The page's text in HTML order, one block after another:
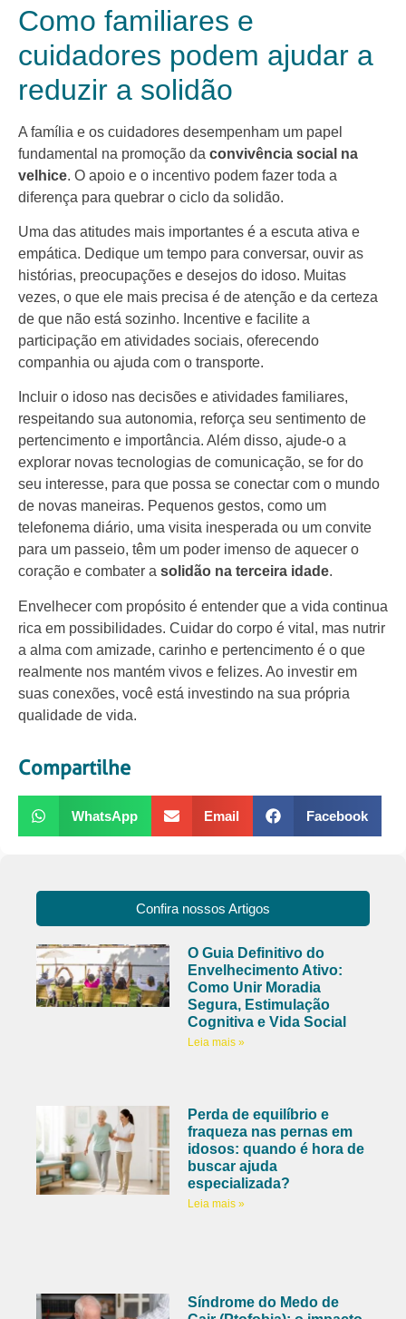
Como familiares e
cuidadores podem ajudar a
reduzir a solidão
A família e os cuidadores desempenham um papel
fundamental na promoção da convivência social na
velhice. O apoio e o incentivo podem fazer toda a
diferença para quebrar o ciclo da solidão.
Uma das atitudes mais importantes é a escuta ativa e
empática. Dedique um tempo para conversar, ouvir as
histórias, preocupações e desejos do idoso. Muitas
vezes, o que ele mais precisa é de atenção e da certeza
de que não está sozinho. Incentive e facilite a
participação em atividades sociais, oferecendo
companhia ou ajuda com o transporte.
Incluir o idoso nas decisões e atividades familiares,
respeitando sua autonomia, reforça seu sentimento de
pertencimento e importância. Além disso, ajude-o a
explorar novas tecnologias de comunicação, se for do
seu interesse, para que possa se conectar com o mundo
de novas maneiras. Pequenos gestos, como um
telefonema diário, uma visita inesperada ou um convite
para um passeio, têm um poder imenso de aquecer o
coração e combater a solidão na terceira idade.
Envelhecer com propósito é entender que a vida continua
rica em possibilidades. Cuidar do corpo é vital, mas nutrir
a alma com amizade, carinho e pertencimento é o que
realmente nos mantém vivos e felizes. Ao investir em
suas conexões, você está investindo na sua própria
qualidade de vida.
Compartilhe
WhatsApp Email Facebook
Confira nossos Artigos
O Guia Definitivo do
Envelhecimento Ativo:
Como Unir Moradia
Segura, Estimulação
Cognitiva e Vida Social
Leia mais »
Perda de equilíbrio e
fraqueza nas pernas em
idosos: quando é hora de
buscar ajuda
especializada?
Leia mais »
Síndrome do Medo de